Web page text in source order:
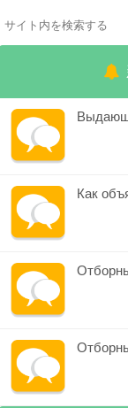
Как